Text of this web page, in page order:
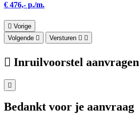
€ 476,- p./m.
Vorige
Volgende
Versturen
Inruilvoorstel aanvragen
Bedankt voor je aanvraag